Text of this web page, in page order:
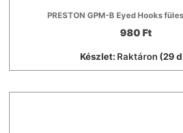
PRESTON GPM-B Eyed Hooks
980 Ft
Készlet: Raktáron(29